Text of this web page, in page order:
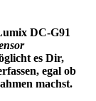
DC-G91
es Dir,
egal ob
machst.